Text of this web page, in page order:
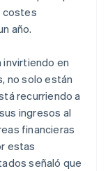
costes
año.
en
no solo están
recurriendo a
ingresos al
financieras
estas
señaló que